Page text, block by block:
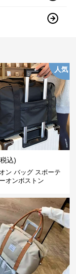
人気
込)
ン バッグ スポーテ
オンボストン